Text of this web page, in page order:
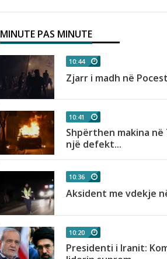
MINUTE PAS MINUTE
10:44
Zjarr i madh në
10:41
Shpërthen makina në
një defekt...
10:36
Aksident me vdekje
10:20
Presidenti i Iranit: